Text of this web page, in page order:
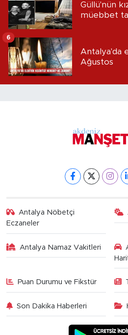
Güllü'nün
müebbet
Antalya'da
Ağustos
6
Antalya Nöbetçi
Eczaneler
Antalya Namaz Vakitleri
Puan Durumu ve Fikstür
Son Dakika Haberleri